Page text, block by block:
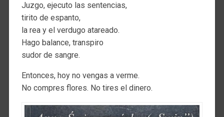
Juzgo, ejecuto las sentencias,
tirito de espanto,
la rea y el verdugo atareado.
Hago balance, transpiro
sudor de sangre.
Entonces, hoy no vengas a verme.
No compres flores. No tires el dinero.